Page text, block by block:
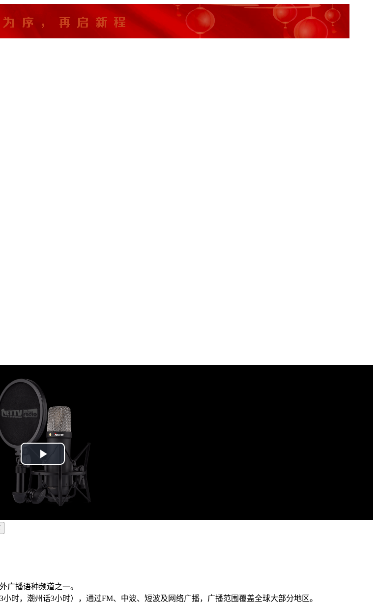
广播语种频道之一。
时，潮州话3小时），通过FM、中波、短波及网络广播，广播范围覆盖全球大部分地区。